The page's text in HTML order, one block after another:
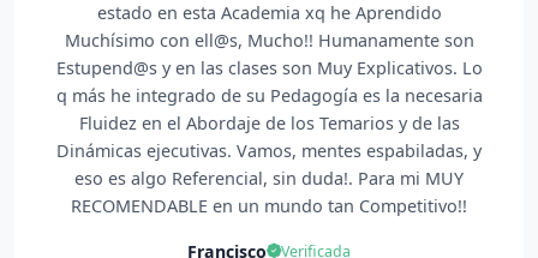
Academia xq he Aprendido
Mucho!! Humanamente son
clases son Muy Explicativos. Lo
de su Pedagogía es la necesaria
de los Temarios y de las
Vamos, mentes espabiladas, y
sin duda!. Para mi MUY
en un mundo tan Competitivo!!